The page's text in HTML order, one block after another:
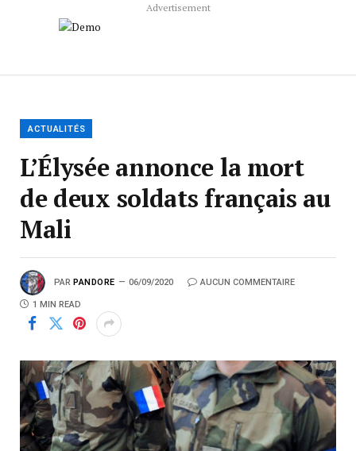
Advertisement
ACTUALITÉS
L’Élysée annonce la mort
de deux soldats français au
Mali
PAR PANDORE 06/09/2020 AUCUN COMMENTAIRE
1 MIN READ